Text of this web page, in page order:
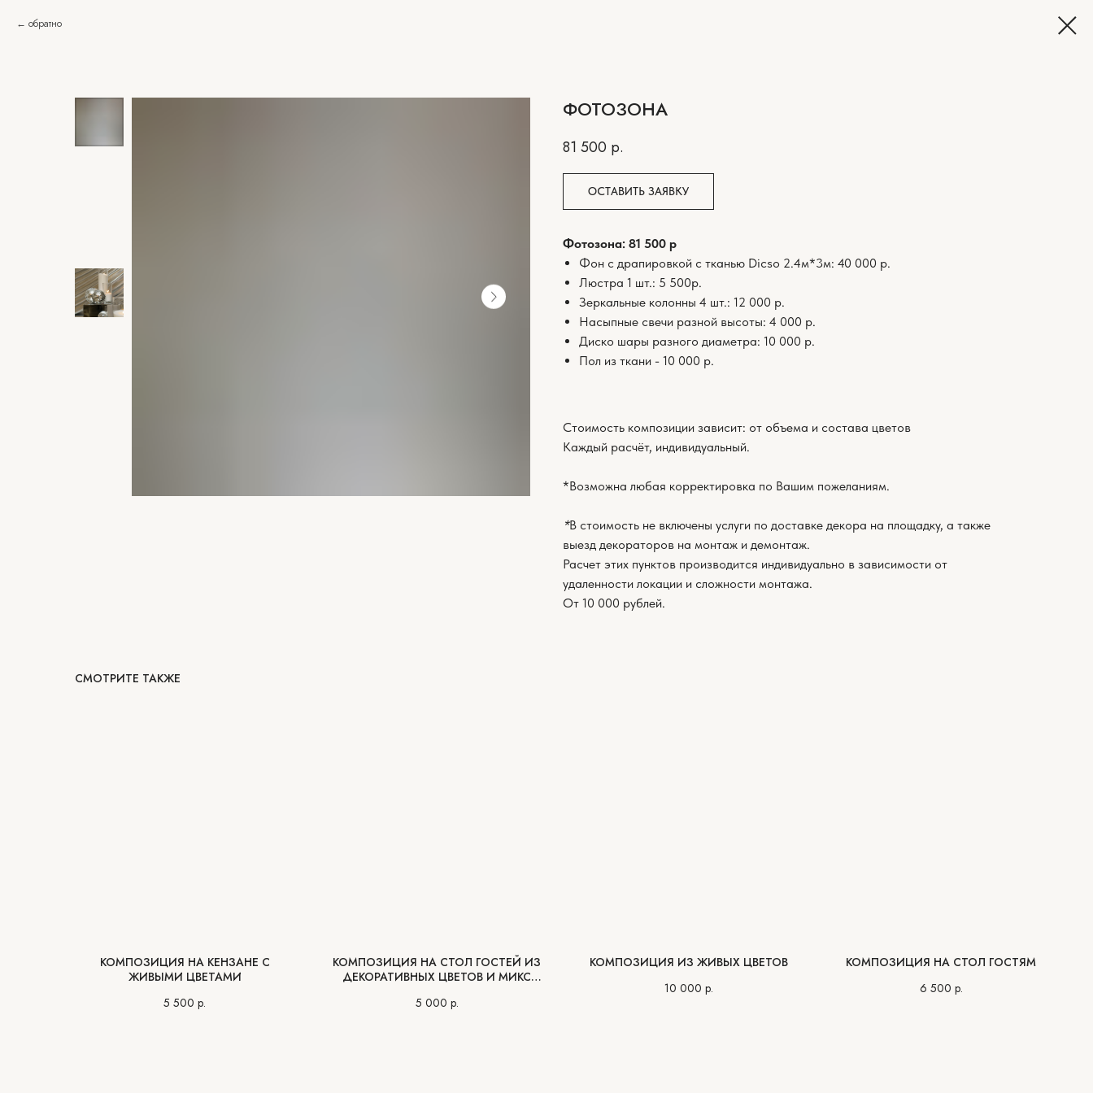
обратно
ФОТОЗОНА
81 500 р.
ОСТАВИТЬ ЗАЯВКУ
Фотозона: 81 500 р
Фон с драпировкой с тканью Dicso 2.4м*3м: 40 000 р.
Люстра 1 шт.: 5 500р.
Зеркальные колонны 4 шт.: 12 000 р.
Насыпные свечи разной высоты: 4 000 р.
Диско шары разного диаметра: 10 000 р.
Пол из ткани - 10 000 р.
Стоимость композиции зависит: от объема и состава цветов
Каждый расчёт, индивидуальный.
*Возможна любая корректировка по Вашим пожеланиям.
*В стоимость не включены услуги по доставке декора на площадку, а также
выезд декораторов на монтаж и демонтаж.
Расчет этих пунктов производится индивидуально в зависимости от
удаленности локации и сложности монтажа.
От 10 000 рублей.
СМОТРИТЕ ТАКЖЕ
КОМПОЗИЦИЯ НА КЕНЗАНЕ С
ЖИВЫМИ ЦВЕТАМИ
5 500 р.
КОМПОЗИЦИЯ НА СТОЛ ГОСТЕЙ ИЗ
ДЕКОРАТИВНЫХ ЦВЕТОВ И МИКС
5 000 р.
КОМПОЗИЦИЯ ИЗ ЖИВЫХ ЦВЕТОВ
10 000 р.
КОМПОЗИЦИЯ НА СТОЛ ГОСТЯМ
6 500 р.